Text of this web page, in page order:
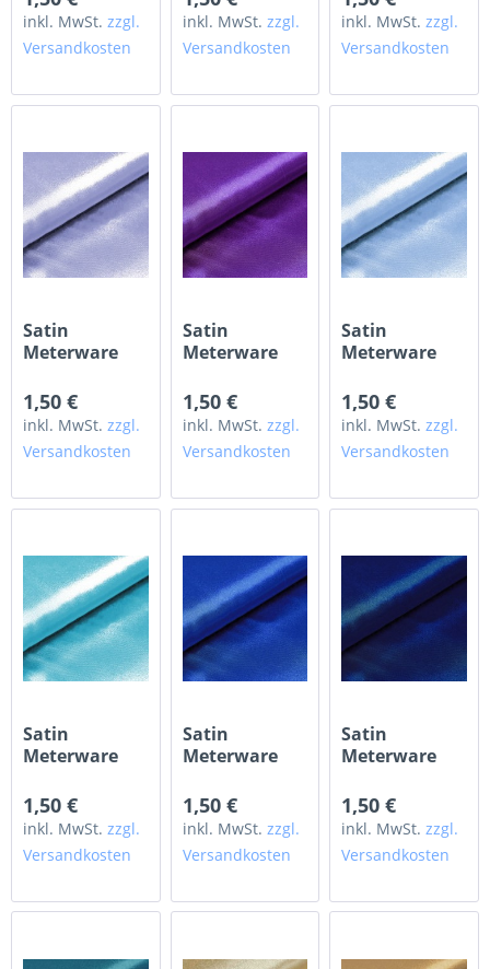
inkl. MwSt.zzgl.
Versandkosten
inkl. MwSt. zzgl.
Versandkosten
inkl. MwSt.zzgl.
Versandkosten
Satin
Meterware
1,50 €
inkl. MwSt.zzgl.
Versandkosten
Satin
Meterware
1,50 €
inkl. MwSt. zzgl.
Versandkosten
Satin
Meterware
1,50 €
inkl. MwSt.zzgl.
Versandkosten
Satin
Meterware
1,50 €
inkl. MwSt.zzgl.
Versandkosten
Satin
Meterware
1,50 €
inkl. MwSt. zzgl.
Versandkosten
Satin
Meterware
1,50 €
inkl. MwSt.zzgl.
Versandkosten